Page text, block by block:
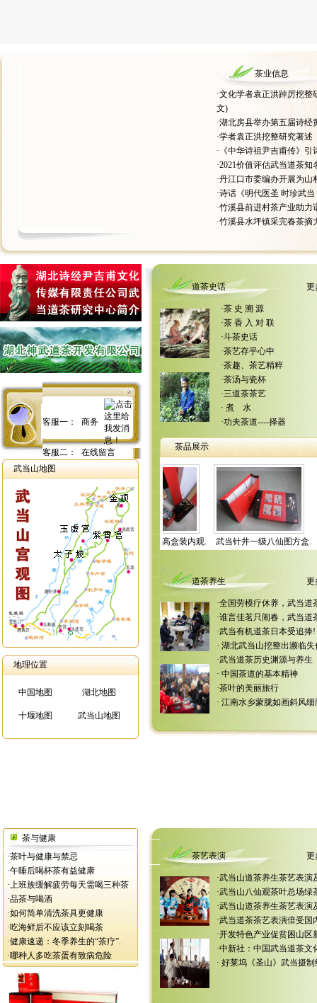
茶业信息
·文化学者袁正洪踔厉挖整
文)
·湖北房县举办第五届诗经
·学者袁正洪挖整研究著述
· 《中华诗祖尹吉甫传》
·2021价值评估武当道茶
·丹江口市委编办开展为山
·诗话《明代医圣 时珍武
·竹溪县前进村茶产业助力
·竹溪县水坪镇采完春茶摘
客服一： 商务
客服二：
在线留言
武当山地图
地理位置
中国地图 湖北地图
十堰地图 武当山地图
道茶史话 更
·茶 史 溯 源
·茶 香 入 对 联
·斗茶史话
·茶艺存乎心中
·茶趣、茶艺精粹
·茶汤与瓷杯
·三道茶茶艺
· 煮 水
·功夫茶道----择器
茶品展示
高盒装概览. 武当针井极品高盒装内观. 武当针井一级八仙图方盒. 武当针井
道茶养生 更
·全国劳模疗休养，武当道
·谁言佳茗只闹春，武当道
·武当有机道茶日本受追捧!
· 湖北武当山挖整出濒临失
·武当道茶历史渊源与养生
· 中国茶道的基本精神
·茶叶的美丽旅行
· 江南水乡蒙胧如画斜风细
茶与健康
·茶叶与健康与禁忌
·午睡后喝杯茶有益健康
·上班族缓解疲劳每天需喝三种茶
·品茶与喝酒
·如何简单清洗茶具更健康
·吃海鲜后不应该立刻喝茶
·健康速递：冬季养生的“茶疗”.
·哪种人多吃茶蛋有致病危险
茶艺表演 更
·武当山道茶养生茶艺表演
·武当山八仙观茶叶总场绿
·武当山道茶养生茶艺表演
·武当道茶茶艺表演倍受国
·开发特色产业促贫困山区
·中新社：中国武当道茶文
· 好莱坞《圣山》武当摄制